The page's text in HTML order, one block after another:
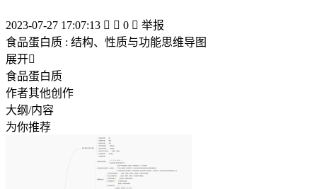
2023-07-27 17:07:13   0  举报
食品蛋白质 : 结构、性质与功能思维导图
展开
食品蛋白质
作者其他创作
大纲/内容
为你推荐